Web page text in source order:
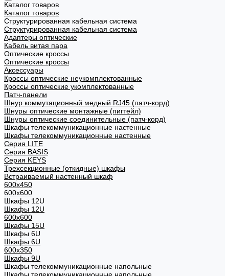
Каталог товаров
Каталог товаров
Структурированная кабельная система
Структурированная кабельная система
Адаптеры оптические
Кабель витая пара
Оптические кроссы
Оптические кроссы
Аксессуары
Кроссы оптические неукомплектованные
Кроссы оптические укомплектованные
Патч-панели
Шнур коммутационный медный RJ45 (патч-корд)
Шнуры оптические монтажные (пигтейл)
Шнуры оптические соединительные (патч-корд)
Шкафы телекоммуникационные настенные
Шкафы телекоммуникационные настенные
Cерия LITE
Cерия BASIS
Cерия KEYS
Трехсекционные (откидные) шкафы
Встраиваемый настенный шкаф
600x450
600x600
Шкафы 12U
Шкафы 12U
600x600
Шкафы 15U
Шкафы 6U
Шкафы 6U
600x350
Шкафы 9U
Шкафы телекоммуникационные напольные